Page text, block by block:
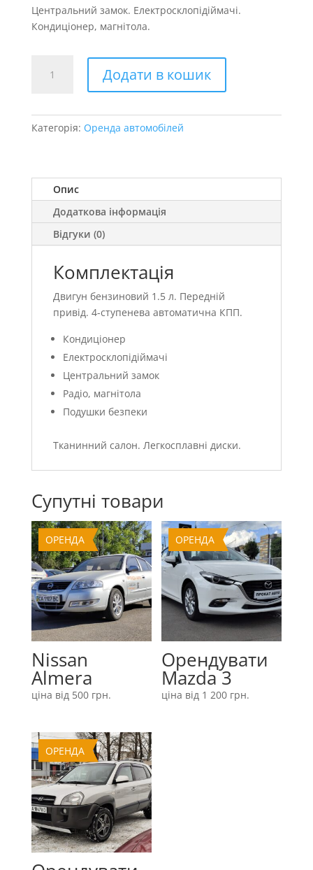
Центральний замок. Електросклопідіймачі.
Кондиціонер, магнітола.
кількість
Додати в кошик
Категорія: Оренда автомобілей
Опис
Додаткова інформація
Відгуки (0)
Комплектація
Двигун бензиновий 1.5 л. Передній
привід. 4-ступенева автоматична КПП.
Кондиціонер
Електросклопідіймачі
Центральний замок
Радіо, магнітола
Подушки безпеки
Тканинний салон. Легкосплавні диски.
Супутні товари
ОРЕНДА
Nissan
Almera
ціна від 500 грн.
ОРЕНДА
Орендувати
Mazda 3
ціна від 1 200 грн.
ОРЕНДА